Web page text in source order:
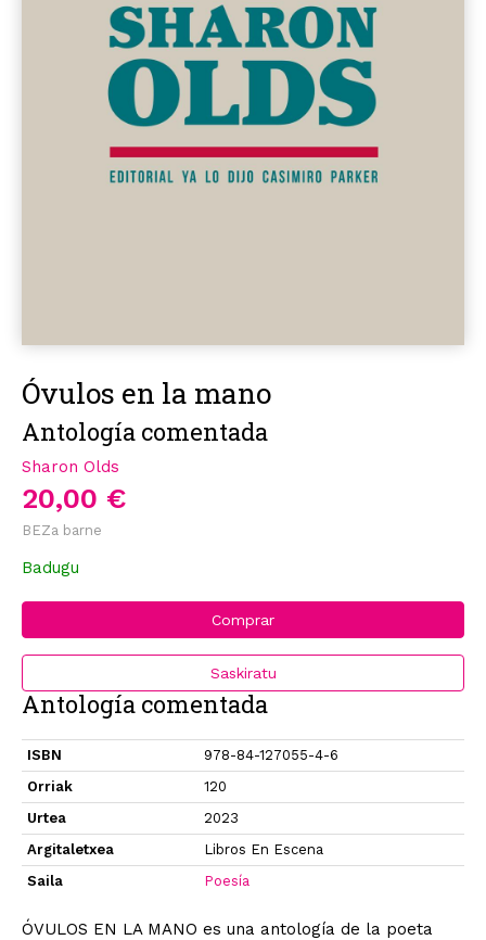
Óvulos en la mano
Antología comentada
Sharon Olds
20,00 €
BEZa barne
Badugu
Comprar
Saskiratu
Antología comentada
ISBN
978-84-127055-4-6
Orriak
120
Urtea
2023
Argitaletxea
Libros En Escena
Saila
Poesía
ÓVULOS EN LA MANO es una antología de la poeta